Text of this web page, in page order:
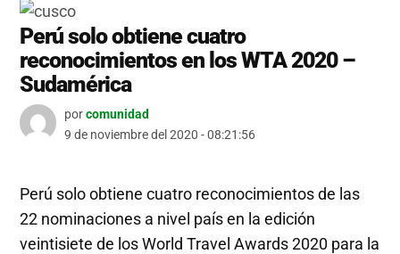
Perú solo obtiene cuatro
reconocimientos en los WTA 2020 –
Sudamérica
porcomunidad
9 de noviembre del 2020 - 08:21:56
Perú solo obtiene cuatro reconocimientos de las
22 nominaciones a nivel país en la edición
veintisiete de los World Travel Awards 2020 para la